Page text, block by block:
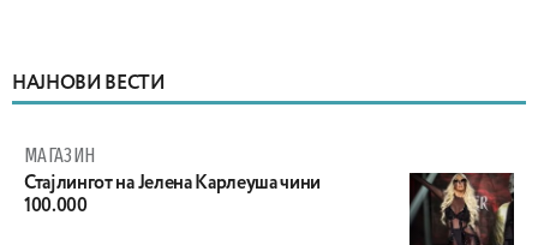
НАЈНОВИ ВЕСТИ
МАГАЗИН
Стајлингот на Јелена Карлеуша чини
100.000